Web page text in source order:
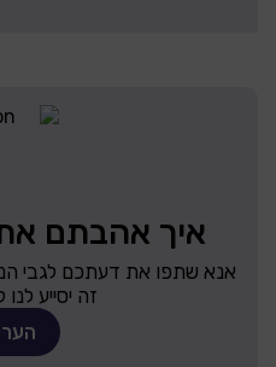
איך אהבתם
אנא שתפו את דעתכם לגבי
זה יסייע